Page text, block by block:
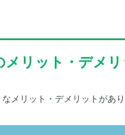
メリット・デメリ
メリット・デメリットがあり